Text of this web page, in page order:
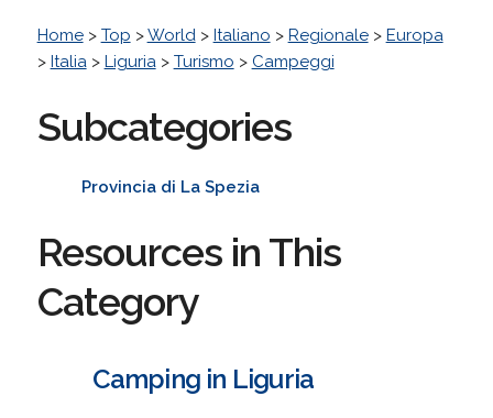
Home> Top >World> Italiano > Regionale> Europa
> Italia> Liguria> Turismo > Campeggi
Subcategories
Provincia di La Spezia
Resources in This
Category
Camping in Liguria